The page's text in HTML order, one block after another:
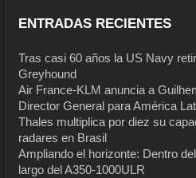
ENTRADAS RECIENTES
Tras casi 60 años la US Navy
Greyhound
Air France-KLM anuncia a
Director General para América
Thales multiplica por diez su
radares en Brasil
Ampliando el horizonte: Dentro
largo del A350-1000ULR